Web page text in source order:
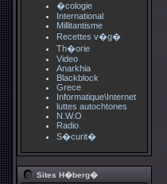
�cologie
International
Millitantisme
Recettes v�g�
Th�orie
Video
Anarkhia
Blackblock
Grece
Informatique\Internet
luttes autochtones
N.W.O
Radio
S�curit�
Sites H�berg�